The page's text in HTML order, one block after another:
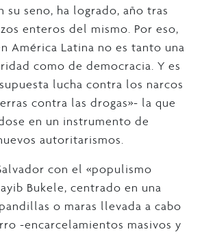
su seno, ha logrado, año tras
enteros del mismo. Por eso,
América Latina no es tanto una
como de democracia. Y es
lucha contra los narcos
contra las drogas»- la que
en un instrumento de
autoritarismos.
con el «populismo
Bukele, centrado en una
o maras llevada a cabo
-encarcelamientos masivos y